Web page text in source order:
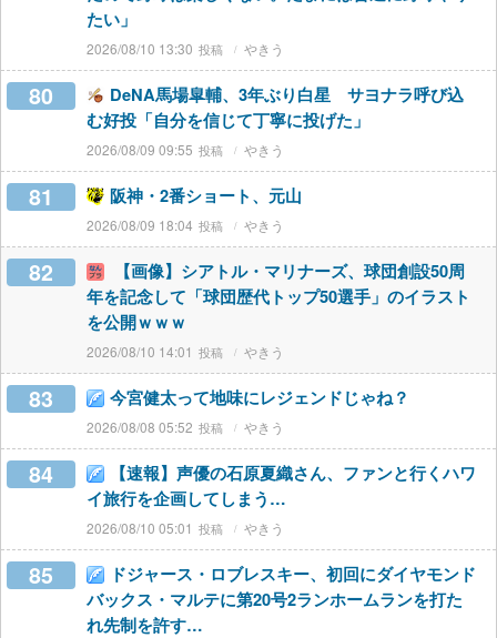
たい」
2026/08/10 13:30 やきう
80
DeNA馬場皐輔、3年ぶり白星 サヨナラ呼び込
む好投「自分を信じて丁寧に投げた」
2026/08/09 09:55 やきう
81 阪神・2番ショート、元山
2026/08/09 18:04 やきう
82
【画像】シアトル・マリナーズ、球団創設50周
年を記念して「球団歴代トップ50選手」のイラスト
を公開ｗｗｗ
2026/08/10 14:01 やきう
83 今宮健太って地味にレジェンドじゃね？
2026/08/08 05:52 やきう
84
【速報】声優の石原夏織さん、ファンと行くハワ
イ旅行を企画してしまう…
2026/08/10 05:01 やきう
85
ドジャース・ロブレスキー、初回にダイヤモンド
バックス・マルテに第20号2ランホームランを打た
れ先制を許す…